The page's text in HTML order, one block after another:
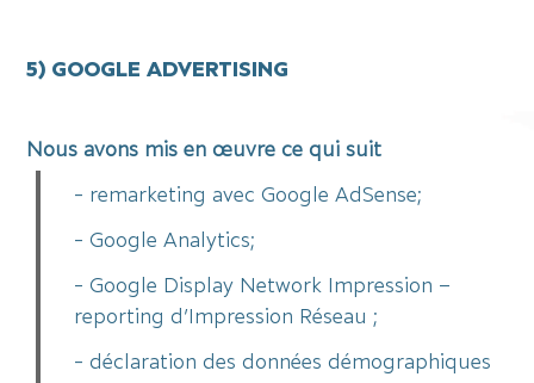
5) GOOGLE ADVERTISING
Nous avons mis en œuvre ce qui suit
- remarketing avec Google AdSense;
- Google Analytics;
- Google Display Network Impression –
reporting d’Impression Réseau ;
- déclaration des données démographiques